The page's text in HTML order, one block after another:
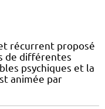
récurrent proposé
de différentes
psychiques et la
animée par